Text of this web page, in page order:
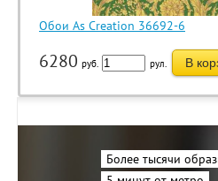
Обои As Creation 36692-6
6280 руб. рул. В
Более тысячи